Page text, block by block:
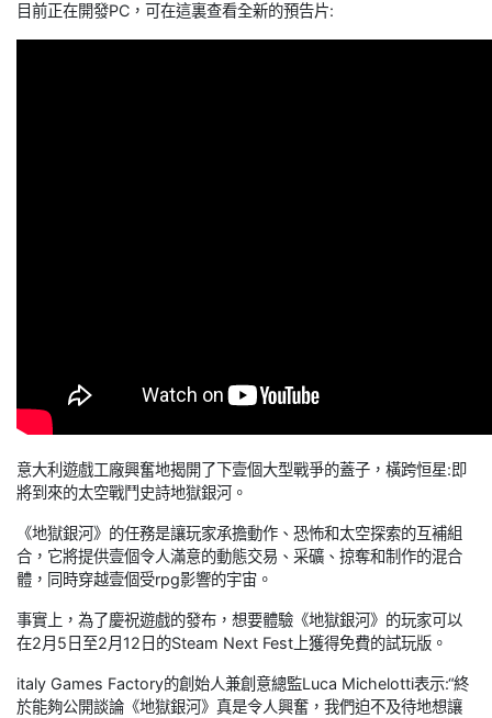
目前正在開發PC，可在這裏查看全新的預告片:
意大利遊戲工廠興奮地揭開了下壹個大型戰爭的蓋子，橫跨恒星:即
將到來的太空戰鬥史詩地獄銀河。
《地獄銀河》的任務是讓玩家承擔動作、恐怖和太空探索的互補組
合，它將提供壹個令人滿意的動態交易、采礦、掠奪和制作的混合
體，同時穿越壹個受rpg影響的宇宙。
事實上，為了慶祝遊戲的發布，想要體驗《地獄銀河》的玩家可以
在2月5日至2月12日的Steam Next Fest上獲得免費的試玩版。
italy Games Factory的創始人兼創意總監Luca Michelotti表示:“終
於能夠公開談論《地獄銀河》真是令人興奮，我們迫不及待地想讓